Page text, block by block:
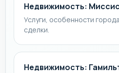
Недвижимость:
Услуги, особенности
сделки.
Недвижимость: